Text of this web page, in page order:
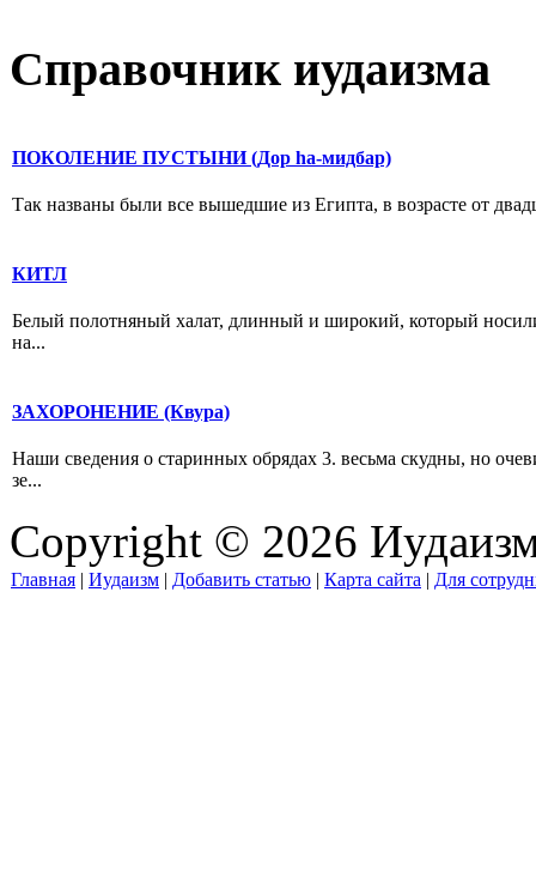
Справочник иудаизма
ПОКОЛЕНИЕ ПУСТЫНИ (Дор hа-мидбар)
Так названы были все вышедшие из Египта, в возрасте от
КИТЛ
Белый полотняный халат, длинный и широкий, который
на...
ЗАХОРОНЕНИЕ (Квура)
Наши сведения о старинных обрядах 3. весьма скудны, но
зе...
Copyright © 2026
Главная | Иудаизм | Добавить статью | Карта сайта | Для